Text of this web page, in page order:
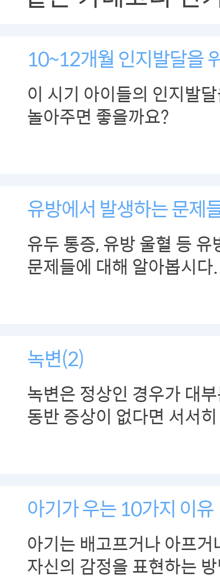
10~12개월 인지발달을
이 시기 아이들의 인지발
놀아주면 좋을까요?
유방에서 발생하는 문제
유두 통증, 유방 울혈 등
문제들에 대해 알아봅시다.
녹변(2)
녹변은 정상인 경우가 대
동반 증상이 없다면 서서
아기가 우는 10가지 이유
아기는 배고프거나 아프거
자신의 감정을 표현하는